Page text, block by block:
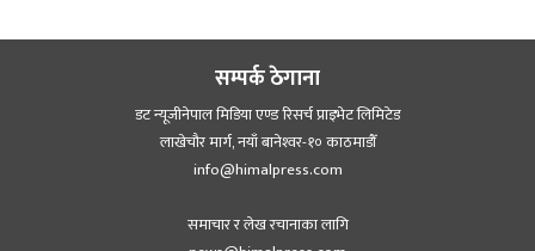
सम्पर्क ठेगाना
डट न्यूजीनेपाल मिडिया एण्ड रिसर्च प्राइभेट लिमिटेड
लाखेचौर मार्ग, नयाँ बानेश्‍वर-१० काठमाडौँ
info@himalpress.com
समाचार र लेख रचानाका लागि